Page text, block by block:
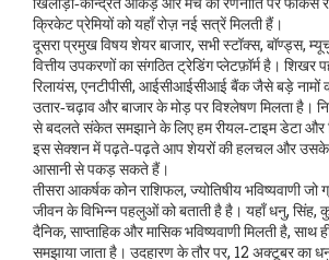
क्रिकेट प्रेमियों को यहाँ रोज़ नई सत्रें मिलती हैं।
दूसरा प्रमुख विषयशेयर बाजार, सभी स्टॉक्स, बॉण्ड्स,
वित्तीय उपकरणों का संगठित ट्रेडिंग प्लेटफ़ॉर्महै। शिखर
रिलायंस, एनटीपीसी, आईसीआईसीआई बैंक जैसे बड़े नामों
उतार‑चढ़ाव और बाजार के मोड़ पर विश्लेषण मिलता है।
से बदलते संकेत समझाने के लिए हम रीयल‑टाइम डेटा और
इस सेक्शन में पढ़ते‑पढ़ते आप शेयरों की हलचल और उसके
आसानी से पकड़ सकते हैं।
तीसरा आकर्षक कोनराशिफल, ज्योतिषीय भविष्यवाणी जो
जीवन के विभिन्न पहलुओं को बताती हैहै। यहाँ धनु, सिंह,
दैनिक, साप्ताहिक और मासिक भविष्यवाणी मिलती है, साथ
समझाया जाता है। उदहारण के तौर पर, 12 अक्टूबर का